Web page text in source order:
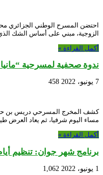
الزوجية، مبني على أساس الشك
أكمل القراءة »
ندوة صحفية لمسرحية
7 يونيو، 2022 458
كشف المخرج المسرحي دريس بن حديد
مساء اليوم شرفيا، ثم يعاد العرض طيلة أيام 8 و9 و10 جوان الجاري.
أكمل القراءة »
برنامج شهر جوان: تنظيم
1 يونيو، 2022 1,062